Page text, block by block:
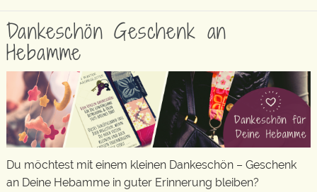
Dankeschön Geschenk an
Hebamme
Du möchtest mit einem kleinen Dankeschön – Geschenk
an Deine Hebamme in guter Erinnerung bleiben?